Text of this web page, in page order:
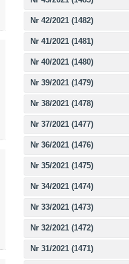
Nr 42/2021 (1482)
Nr 41/2021 (1481)
Nr 40/2021 (1480)
Nr 39/2021 (1479)
Nr 38/2021 (1478)
Nr 37/2021 (1477)
Nr 36/2021 (1476)
Nr 35/2021 (1475)
Nr 34/2021 (1474)
Nr 33/2021 (1473)
Nr 32/2021 (1472)
Nr 31/2021 (1471)